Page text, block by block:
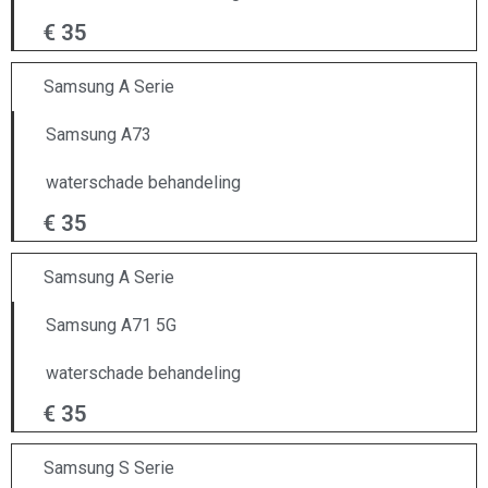
€ 35
Samsung A Serie
Samsung A73
waterschade behandeling
€ 35
Samsung A Serie
Samsung A71 5G
waterschade behandeling
€ 35
Samsung S Serie